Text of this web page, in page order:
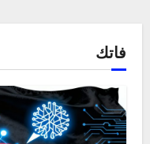
فاتك